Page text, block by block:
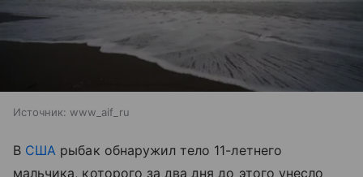
Источник: www_aif_ru
В США рыбак обнаружил тело 11-летнего
мальчика, которого за два дня до этого унесло